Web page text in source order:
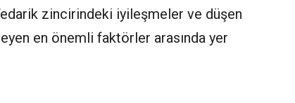
zincirindeki iyileşmeler ve düşen
en önemli faktörler arasında yer